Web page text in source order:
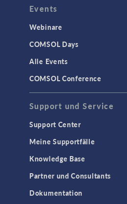
Events
Webinare
COMSOL Days
Alle Events
COMSOL Conference
Support und Service
Support Center
Meine Supportfälle
Knowledge Base
Partner und Consultants
Dokumentation